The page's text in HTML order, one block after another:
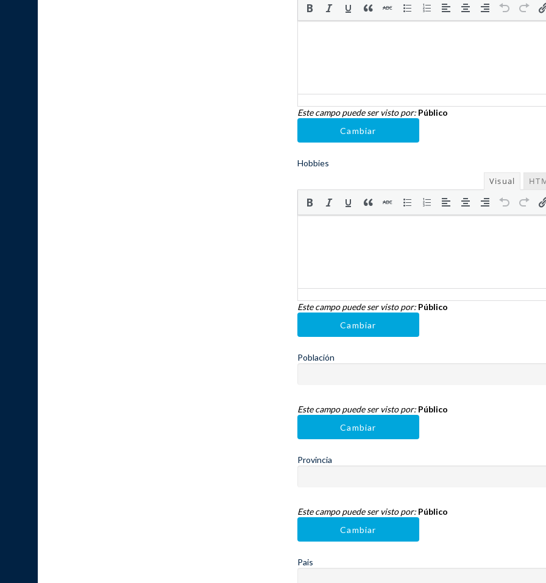
Este campo puede ser visto por: Público
Cambiar
Hobbies
Visual
Este campo puede ser visto por: Público
Cambiar
Población
Este campo puede ser visto por: Público
Cambiar
Provincia
Este campo puede ser visto por: Público
Cambiar
Pais